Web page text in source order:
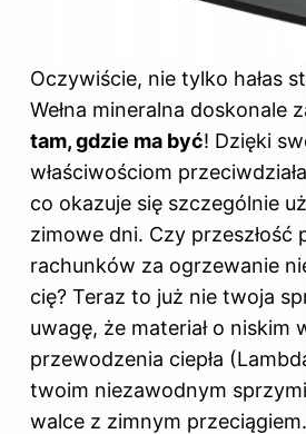
Oczywiście, nie tylko hałas
Wełna mineralna doskonale
tam, gdzie ma być! Dzięki
właściwościom
co okazuje się szczególnie
zimowe dni. Czy przeszłość
rachunków za ogrzewanie
cię? Teraz to już nie twoja
uwagę, że materiał o niskim
przewodzenia ciepła
twoim niezawodnym
walce z zimnym